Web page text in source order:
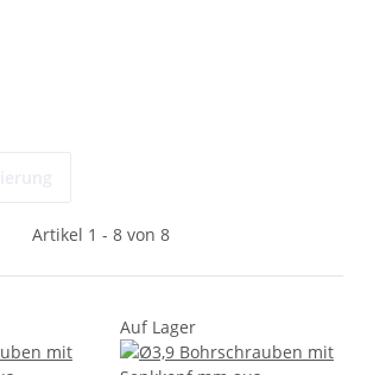
Artikel 1 - 8 von 8
Auf Lager